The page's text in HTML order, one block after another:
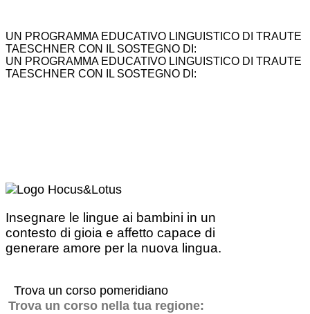
UN PROGRAMMA EDUCATIVO LINGUISTICO DI TRAUTE
TAESCHNER CON IL SOSTEGNO DI:
UN PROGRAMMA EDUCATIVO LINGUISTICO DI TRAUTE
TAESCHNER CON IL SOSTEGNO DI:
Insegnare le lingue ai bambini in un
contesto di gioia e affetto capace di
generare amore per la nuova lingua.
Trova un corso pomeridiano
Trova un corso nella tua regione: